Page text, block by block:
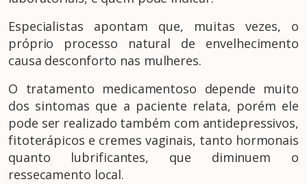
Especialistas apontam que, muitas vezes, o
próprio processo natural de envelhecimento
causa desconforto nas mulheres.
O tratamento medicamentoso depende muito
dos sintomas que a paciente relata, porém ele
pode ser realizado também com antidepressivos,
fitoterápicos e cremes vaginais, tanto hormonais
quanto lubrificantes, que diminuem o
ressecamento local.